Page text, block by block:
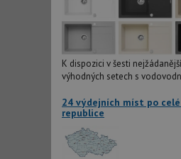
K dispozici v šesti
výhodných setech s
24 výdejních míst po celé
republice